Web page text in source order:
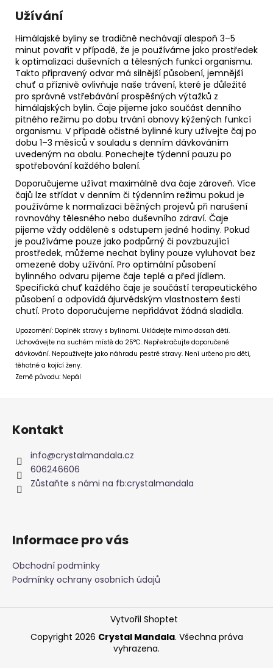
Užívání
Himálajské byliny se tradičně nechávají alespoň 3–5
minut povařit v případě, že je používáme jako prostředek
k optimalizaci duševních a tělesných funkcí organismu.
Takto připravený odvar má silnější působení, jemnější
chuť a příznivě ovlivňuje naše trávení, které je důležité
pro správné vstřebávání prospěšných výtažků z
himálajských bylin. Čaje pijeme jako součást denního
pitného režimu po dobu trvání obnovy kýžených funkcí
organismu. V případě očistné bylinné kury užívejte čaj po
dobu 1–3 měsíců v souladu s denním dávkováním
uvedeným na obalu. Ponechejte týdenní pauzu po
spotřebování každého balení.
Doporučujeme užívat maximálně dva čaje zároveň. Více
čajů lze střídat v denním či týdenním režimu pokud je
používáme k normalizaci běžných projevů při narušení
rovnováhy tělesného nebo duševního zdraví. Čaje
pijeme vždy odděleně s odstupem jedné hodiny. Pokud
je používáme pouze jako podpůrný či povzbuzující
prostředek, můžeme nechat byliny pouze vyluhovat bez
omezené doby užívání. Pro optimální působení
bylinného odvaru pijeme čaje teplé a před jídlem.
Specifická chuť každého čaje je součástí terapeutického
působení a odpovídá ájurvédským vlastnostem šesti
chutí. Proto doporučujeme nepřidávat žádná sladidla.
Upozornění: Doplněk stravy s bylinami. Ukládejte mimo dosah dětí.
Uchovávejte na suchém místě do 25°C. Nepřekračujte doporučené
dávkování. Nepoužívejte jako náhradu pestré stravy. Není určeno pro děti,
těhotné a kojící ženy.
Země původu: Nepál
Z
Kontakt
info@crystalmandala.cz
606246606
Zůstaňte s námi na fb:crystalmandala
Informace pro vás
Obchodní podmínky
Podmínky ochrany osobních údajů
Vytvořil Shoptet
Copyright 2026 Crystal Mandala. Všechna práva
vyhrazena.